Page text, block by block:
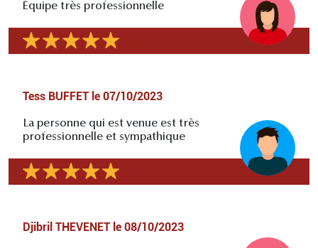
Équipe très professionnelle
Tess BUFFET le 07/10/2023
La personne qui est venue est très
professionnelle et sympathique
Djibril THEVENET le 08/10/2023